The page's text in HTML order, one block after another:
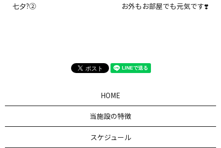
七夕?② お外もお部屋でも元気です❣️
HOME
当施設の特徴
スケジュール